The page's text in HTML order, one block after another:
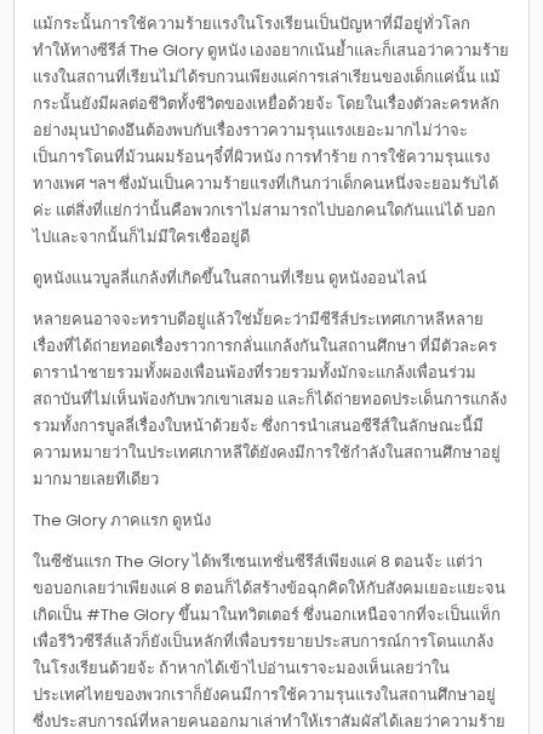
แม้กระนั้นการใช้ความร้ายแรงในโรงเรียนเป็นปัญหาที่มีอยู่ทั่วโลก
ทำให้ทางซีรีส์ The Glory ดูหนัง เองอยากเน้นย้ำและก็เสนอว่าความร้าย
แรงในสถานที่เรียนไม่ได้รบกวนเพียงแค่การเล่าเรียนของเด็กแค่นั้น แม้
กระนั้นยังมีผลต่อชีวิตทั้งชีวิตของเหยื่อด้วยจ้ะ โดยในเรื่องตัวละครหลัก
อย่างมุนป่าดงอึนต้องพบกับเรื่องราวความรุนแรงเยอะมากไม่ว่าจะ
เป็นการโดนที่ม้วนผมร้อนๆจี๋ที่ผิวหนัง การทำร้าย การใช้ความรุนแรง
ทางเพศ ฯลฯ ซึ่งมันเป็นความร้ายแรงที่เกินกว่าเด็กคนหนึ่งจะยอมรับได้
ค่ะ แต่สิ่งที่แย่กว่านั้นคือพวกเราไม่สามารถไปบอกคนใดกันแน่ได้ บอก
ไปและจากนั้นก็ไม่มีใครเชื่ออยู่ดี
ดูหนังแนวบูลลี่แกล้งที่เกิดขึ้นในสถานที่เรียน ดูหนังออนไลน์
หลายคนอาจจะทราบดีอยู่แล้วใช่มั้ยคะว่ามีซีรีส์ประเทศเกาหลีหลาย
เรื่องที่ได้ถ่ายทอดเรื่องราวการกลั่นแกล้งกันในสถานศึกษา ที่มีตัวละคร
ดารานำชายรวมทั้งผองเพื่อนพ้องที่รวยรวมทั้งมักจะแกล้งเพื่อนร่วม
สถาบันที่ไม่เห็นพ้องกับพวกเขาเสมอ และก็ได้ถ่ายทอดประเด็นการแกล้ง
รวมทั้งการบูลลี่เรื่องใบหน้าด้วยจ้ะ ซึ่งการนำเสนอซีรีส์ในลักษณะนี้มี
ความหมายว่าในประเทศเกาหลีใต้ยังคงมีการใช้กำลังในสถานศึกษาอยู่
มากมายเลยทีเดียว
The Glory ภาคแรก ดูหนัง
ในซีซันแรก The Glory ได้พรีเซนเทชั่นซีรีส์เพียงแค่ 8 ตอนจ้ะ แต่ว่า
ขอบอกเลยว่าเพียงแค่ 8 ตอนก็ได้สร้างข้อฉุกคิดให้กับสังคมเยอะแยะจน
เกิดเป็น #The Glory ขึ้นมาในทวิตเตอร์ ซึ่งนอกเหนือจากที่จะเป็นแท็ก
เพื่อรีวิวซีรีส์แล้วก็ยังเป็นหลักที่เพื่อบรรยายประสบการณ์การโดนแกล้ง
ในโรงเรียนด้วยจ้ะ ถ้าหากได้เข้าไปอ่านเราจะมองเห็นเลยว่าใน
ประเทศไทยของพวกเราก็ยังคนมีการใช้ความรุนแรงในสถานศึกษาอยู่
ซึ่งประสบการณ์ที่หลายคนออกมาเล่าทำให้เราสัมผัสได้เลยว่าความร้าย